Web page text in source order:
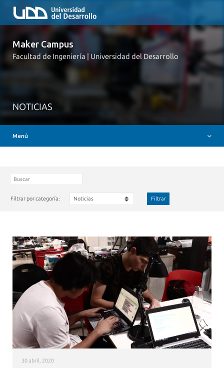
Maker Campus
Facultad de Ingeniería | Universidad del Desarrollo
NOTICIAS
Menú
Academia
Academia Online
Maker Campus Lite
Maker Campus Profesores
Desafío San Francisco del Alba
Filtrar por categoría: Filtrar
30 abril, 2020